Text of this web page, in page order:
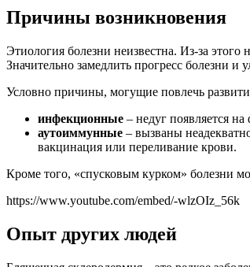
Причины возникновения
Этиология болезни неизвестна. Из-за
Значительно замедлить прогресс болезни
Условно причины, могущие повлечь
инфекционные – недуг появляется
аутоиммунные – вызваны
вакцинация или переливание крови.
Кроме того, «спусковым курком» болезни
https://www.youtube.com/embed/-wlzOIz_56k
Опыт других людей